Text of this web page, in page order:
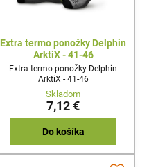
Extra termo ponožky Delphin
ArktiX - 41-46
Extra termo ponožky Delphin
ArktiX - 41-46
Skladom
7,12 €
Do košíka